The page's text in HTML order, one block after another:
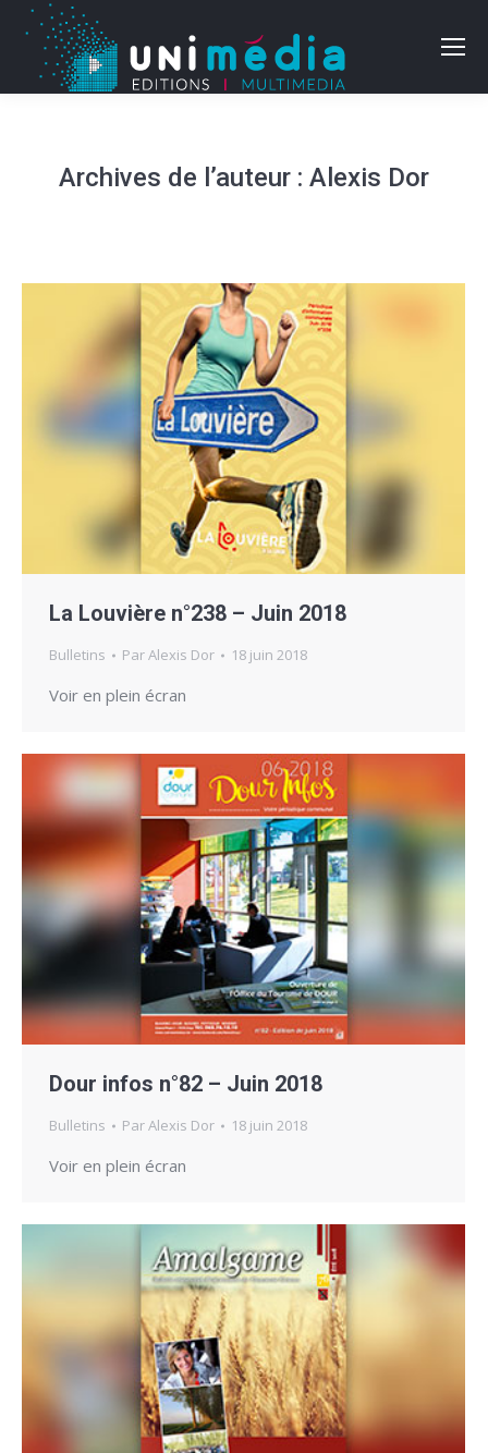
Archives de l’auteur : Alexis Dor
La Louvière n°238 – Juin 2018
Bulletins ParAlexis Dor 18 juin 2018
Voir en plein écran
Dour infos n°82 – Juin 2018
Bulletins ParAlexis Dor 18 juin 2018
Voir en plein écran